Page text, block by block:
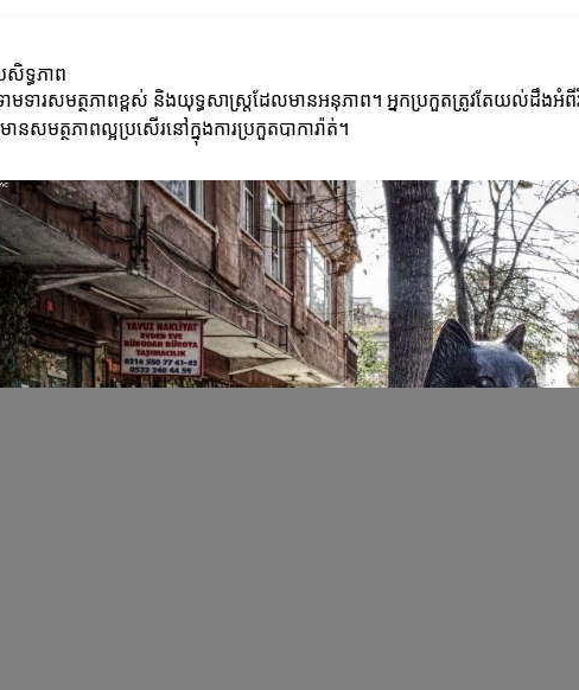
សិទ្ធភាព
មទារសមត្ថភាពខ្ពស់ និងយុទ្ធសាស្ត្រដែលមានអនុភាព។ អ្នកប្រកួតត្រូវតែយល់ដឹងអំ
សមត្ថភាពល្អប្រសើរនៅក្នុងការប្រកួតបាការ៉ាត់។